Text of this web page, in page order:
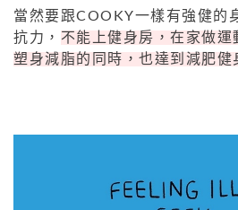
當然要跟COOKY一樣有強健的
抗力， 不能上健身房，在家做運
塑身減脂的同時，也達到減肥健